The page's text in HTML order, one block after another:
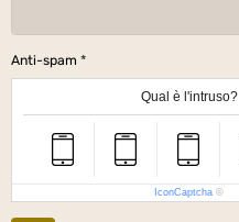
Anti-spam
Qual è l'intruso?
IconCaptcha ©